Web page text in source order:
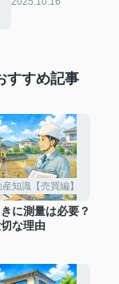
すすめ記事
知識【売買編】
に測量は必要？
な理由